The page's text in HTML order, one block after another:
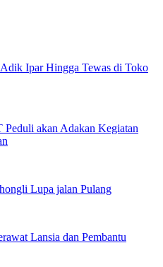
Ipar Hingga Tewas di Toko
akan Adakan Kegiatan
Lupa jalan Pulang
Lansia dan Pembantu